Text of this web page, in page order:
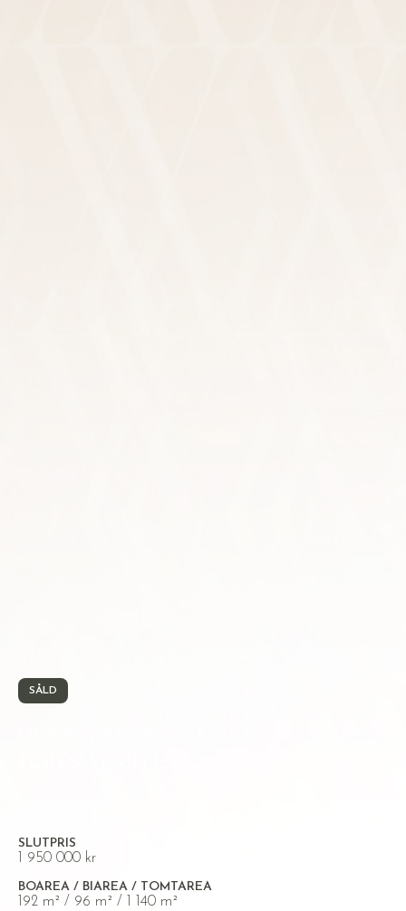
SÅLD
SLUTPRIS
1 950 000 kr
BOAREA / BIAREA / TOMTAREA
192 m² / 96 m² / 1 140 m²